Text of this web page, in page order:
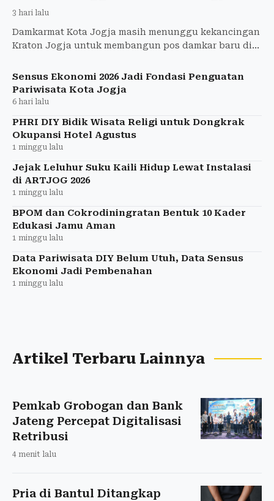
3 hari lalu
Damkarmat Kota Jogja masih menunggu kekancingan
Kraton Jogja untuk membangun pos damkar baru di
Sensus Ekonomi 2026 Jadi Fondasi Penguatan
Pariwisata Kota Jogja
6 hari lalu
PHRI DIY Bidik Wisata Religi untuk Dongkrak
Okupansi Hotel Agustus
1 minggu lalu
Jejak Leluhur Suku Kaili Hidup Lewat Instalasi
di ARTJOG 2026
1 minggu lalu
BPOM dan Cokrodiningratan Bentuk 10 Kader
Edukasi Jamu Aman
1 minggu lalu
Data Pariwisata DIY Belum Utuh, Data Sensus
Ekonomi Jadi Pembenahan
1 minggu lalu
Artikel Terbaru Lainnya
Pemkab Grobogan dan Bank
Jateng Percepat Digitalisasi
Retribusi
4 menit lalu
Pria di Bantul Ditangkap